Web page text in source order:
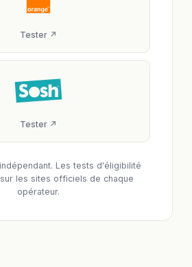
Tester ↗
Tester ↗
Les tests d'éligibilité
les sites officiels de chaque
opérateur.